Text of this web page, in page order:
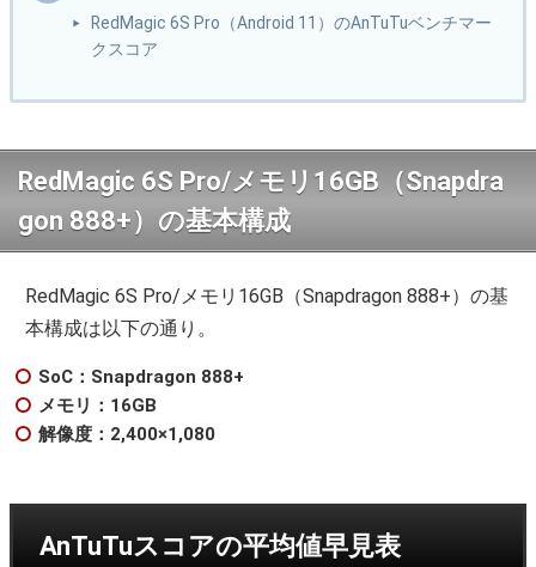
RedMagic 6S Pro（Android 11）のAnTuTuベンチマー
クスコア
RedMagic 6S Pro/メモリ16GB（Snapdra
gon 888+）の基本構成
RedMagic 6S Pro/メモリ16GB（Snapdragon 888+）の基
本構成は以下の通り。
SoC：Snapdragon 888+
メモリ：16GB
解像度：2,400×1,080
AnTuTuスコアの平均値早見表